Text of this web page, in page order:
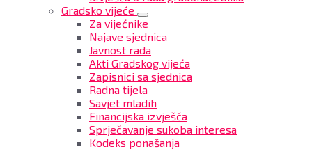
Gradsko vijeće
Za vijećnike
Najave sjednica
Javnost rada
Akti Gradskog vijeća
Zapisnici sa sjednica
Radna tijela
Savjet mladih
Financijska izvješća
Sprječavanje sukoba interesa
Kodeks ponašanja